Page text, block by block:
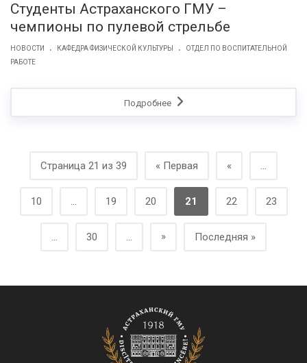
Студенты Астраханского ГМУ –
чемпионы по пулевой стрельбе
НОВОСТИ . КАФЕДРА ФИЗИЧЕСКОЙ КУЛЬТУРЫ .
ОТДЕЛ ПО ВОСПИТАТЕЛЬНОЙ
РАБОТЕ
Подробнее
Страница 21 из 39 « Первая « ...
10 ... 19 20 21 22 23
... 30 ... » Последняя »